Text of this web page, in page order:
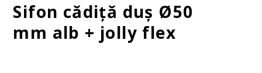
Sifon cădiţă duş Ø50
mm alb + jolly flex